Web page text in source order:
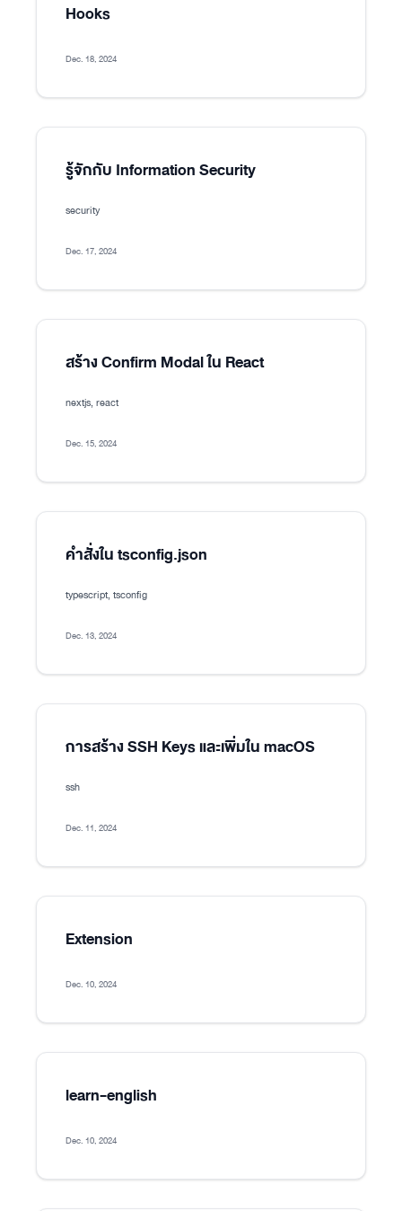
Hooks
Dec. 18, 2024
รู้จักกับ Information Security
security
Dec. 17, 2024
สร้าง Confirm Modal ใน React
nextjs, react
Dec. 15, 2024
คำสั่งใน tsconfig.json
typescript, tsconfig
Dec. 13, 2024
การสร้าง SSH Keys และเพิ่มใน macOS
ssh
Dec. 11, 2024
Extension
Dec. 10, 2024
learn-english
Dec. 10, 2024